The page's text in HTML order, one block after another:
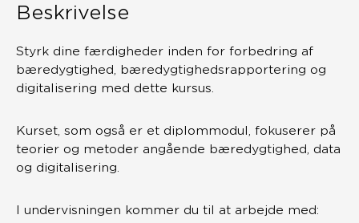
Beskrivelse
Styrk dine færdigheder inden for forbedring af
bæredygtighed, bæredygtighedsrapportering og
digitalisering med dette kursus.
Kurset, som også er et diplommodul, fokuserer på
teorier og metoder angående bæredygtighed, data
og digitalisering.
I undervisningen kommer du til at arbejde med: